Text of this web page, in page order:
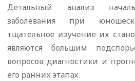
Детальный анализ
заболевания при
тщательное изучение их
являются большим
вопросов диагностики и
его ранних этапах.